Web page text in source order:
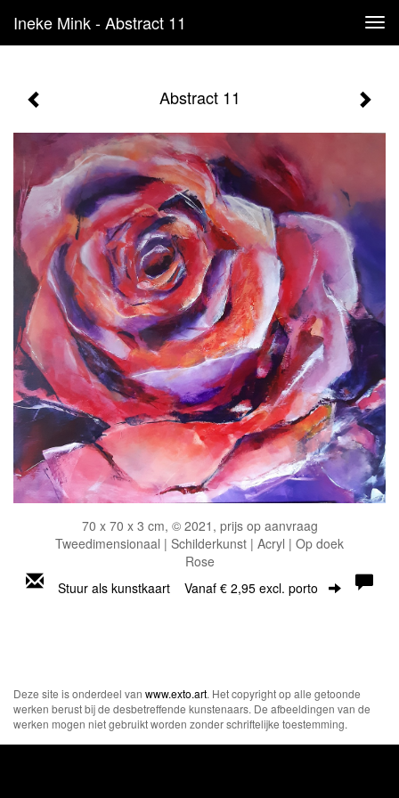
Ineke Mink - Abstract 11
Abstract 11
70 x 70 x 3 cm, © 2021, prijs op aanvraag
Tweedimensionaal | Schilderkunst | Acryl | Op doek
Rose
Stuur als kunstkaart Vanaf € 2,95 excl. porto
Deze site is onderdeel van www.exto.art. Het copyright op alle getoonde
werken berust bij de desbetreffende kunstenaars. De afbeeldingen van de
werken mogen niet gebruikt worden zonder schriftelijke toestemming.